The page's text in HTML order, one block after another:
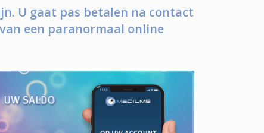
U gaat pas betalen na contact
een paranormaal online